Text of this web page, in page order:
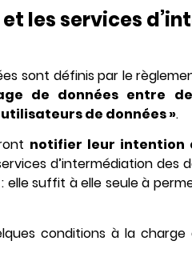
les services
sont définis par le
de données entre
de données ».
notifier leur intention
d’intermédiation
elle suffit à elle seule à
conditions à la charge